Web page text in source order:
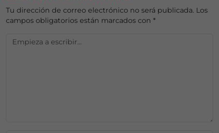
Tu dirección de correo electrónico no será publicada. Los
campos obligatorios están marcados con *